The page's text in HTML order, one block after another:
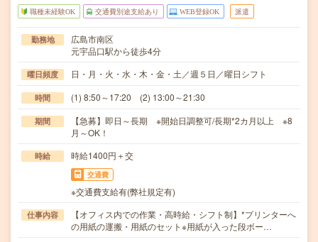
職種未経験OK 交通費別途支給あり WEB登録OK 派遣
勤務地
広島市南区
元宇品口駅から徒歩4分
曜日頻度 日・月・火・水・木・金・土／週５日／曜日シフト
時間 (1) 8:50～17:20 (2) 13:00～21:30
期間
【急募】即日～長期 ※開始日調整可/長期*2カ月以上 ※8
月～OK！
時給 時給1400円＋交
交通費
※交通費支給有(弊社規定有)
仕事内容
【オフィス内での作業・高時給・シフト制】*プリンターへ
の用紙の運搬・用紙のセット※用紙が入った段ボー…